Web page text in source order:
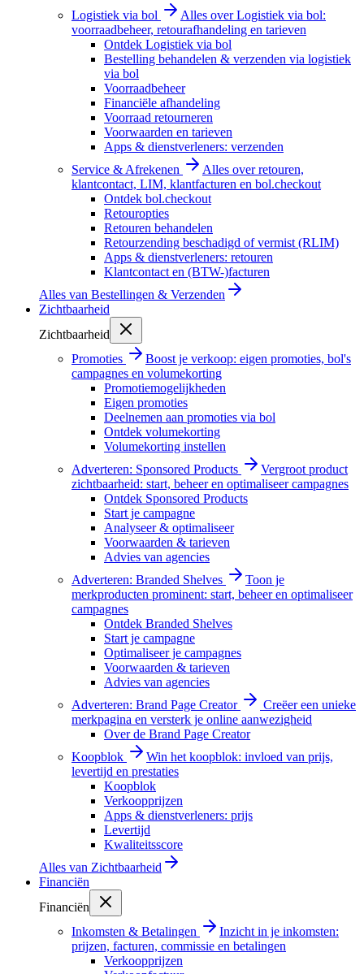
Logistiek via bol
Alles over Logistiek via bol:
voorraadbeheer, retourafhandeling en tarieven
Ontdek Logistiek via bol
Bestelling behandelen & verzenden via logistiek
via bol
Voorraadbeheer
Financiële afhandeling
Voorraad retourneren
Voorwaarden en tarieven
Apps & dienstverleners: verzenden
Service & Afrekenen
Alles over retouren,
klantcontact, LIM, klantfacturen en bol.checkout
Ontdek bol.checkout
Retouropties
Retouren behandelen
Retourzending beschadigd of vermist (RLIM)
Apps & dienstverleners: retouren
Klantcontact en (BTW-)facturen
Alles van Bestellingen & Verzenden
Zichtbaarheid
Zichtbaarheid
Promoties
Boost je verkoop: eigen promoties, bol's
campagnes en volumekorting
Promotiemogelijkheden
Eigen promoties
Deelnemen aan promoties via bol
Ontdek volumekorting
Volumekorting instellen
Adverteren: Sponsored Products
Vergroot product
zichtbaarheid: start, beheer en optimaliseer campagnes
Ontdek Sponsored Products
Start je campagne
Analyseer & optimaliseer
Voorwaarden & tarieven
Advies van agencies
Adverteren: Branded Shelves
Toon je
merkproducten prominent: start, beheer en optimaliseer
campagnes
Ontdek Branded Shelves
Start je campagne
Optimaliseer je campagnes
Voorwaarden & tarieven
Advies van agencies
Adverteren: Brand Page Creator
Creëer een unieke
merkpagina en versterk je online aanwezigheid
Over de Brand Page Creator
Koopblok
Win het koopblok: invloed van prijs,
levertijd en prestaties
Koopblok
Verkoopprijzen
Apps & dienstverleners: prijs
Levertijd
Kwaliteitsscore
Alles van Zichtbaarheid
Financiën
Financiën
Inkomsten & Betalingen
Inzicht in je inkomsten:
prijzen, facturen, commissie en betalingen
Verkoopprijzen